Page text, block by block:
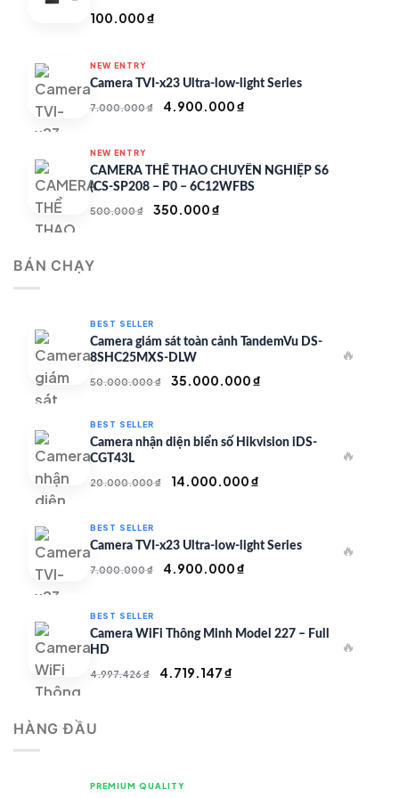
100.000₫
NEW ENTRY
Camera TVI-x23 Ultra-low-light Series
7.000.000₫
Giá
7.000.000 ₫.
4.900.000₫
là:
4.900.000 ₫.
NEW ENTRY
CAMERA THỂ THAO CHUYÊN NGHIỆP S6
(CS-SP208 – P0 – 6C12WFBS
500.000₫
Giá
350.000₫
BÁN CHẠY
BEST SELLER
Camera giám sát toàn cảnh TandemVu DS-
8SHC25MXS-DLW
50.000.000₫
Giá
50.000.000 ₫.
35.000.000₫
là:
35.000.000 ₫.
🔥
BEST SELLER
Camera nhận diện biển số Hikvision iDS-
CGT43L
20.000.000₫
Giá
20.000.000 ₫.
14.000.000₫
là:
14.000.000 ₫.
🔥
BEST SELLER
Camera TVI-x23 Ultra-low-light Series
7.000.000₫
Giá
7.000.000 ₫.
4.900.000₫
là:
🔥
BEST SELLER
Camera WiFi Thông Minh Model 227 – Full
HD
4.997.426₫
Giá
4.719.147₫
🔥
HÀNG ĐẦU
PREMIUM QUALITY